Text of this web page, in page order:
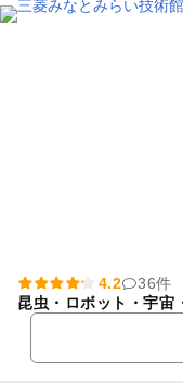
4.2
36件
昆虫・ロボット・宇宙